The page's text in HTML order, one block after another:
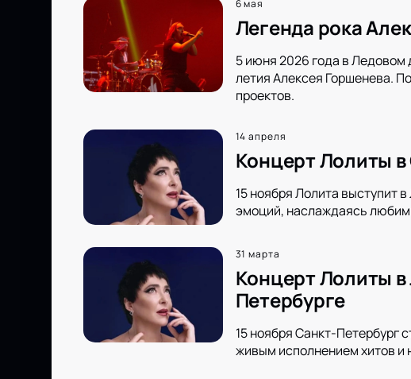
6 мая
Легенда рока
5 июня 2026 года в Ледовом
летия Алексея Горшенева.
проектов.
14 апреля
Концерт Лолиты
15 ноября Лолита выступит
эмоций, наслаждаясь
31 марта
Концерт Лолиты
Петербурге
15 ноября Санкт-Петербург
живым исполнением хитов и